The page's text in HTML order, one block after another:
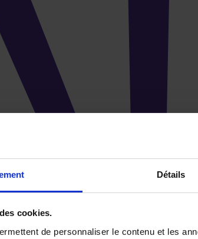
Détails
cookies.
de personnaliser le contenu et les